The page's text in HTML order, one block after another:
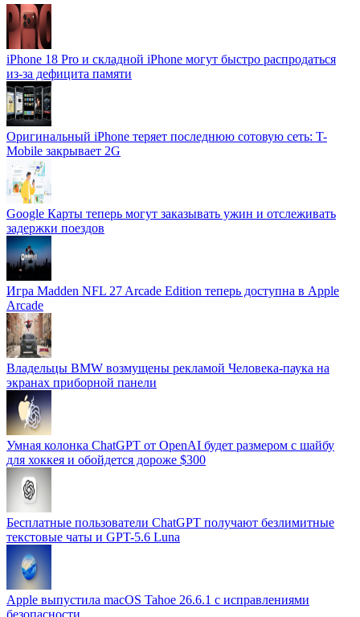
iPhone 18 Pro и складной iPhone могут быстро распродаться
из-за дефицита памяти
Оригинальный iPhone теряет последнюю сотовую сеть: T-
Mobile закрывает 2G
Google Карты теперь могут заказывать ужин и отслеживать
задержки поездов
Игра Madden NFL 27 Arcade Edition теперь доступна в Apple
Arcade
Владельцы BMW возмущены рекламой Человека-паука на
экранах приборной панели
Умная колонка ChatGPT от OpenAI будет размером с шайбу
для хоккея и обойдется дороже $300
Бесплатные пользователи ChatGPT получают безлимитные
текстовые чаты и GPT-5.6 Luna
Apple выпустила macOS Tahoe 26.6.1 с исправлениями